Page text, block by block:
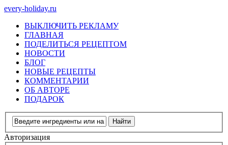
every-holiday.ru
ВЫКЛЮЧИТЬ РЕКЛАМУ
ГЛАВНАЯ
ПОДЕЛИТЬСЯ РЕЦЕПТОМ
НОВОСТИ
БЛОГ
НОВЫЕ РЕЦЕПТЫ
КОММЕНТАРИИ
ОБ АВТОРЕ
ПОДАРОК
Авторизация